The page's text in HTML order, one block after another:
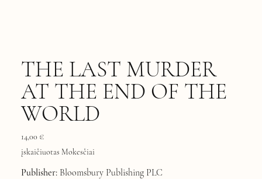
THE LAST MURDER
AT THE END OF THE
WORLD
14,00 €
įskaičiuotas Mokesčiai
Publisher:Bloomsbury Publishing PLC